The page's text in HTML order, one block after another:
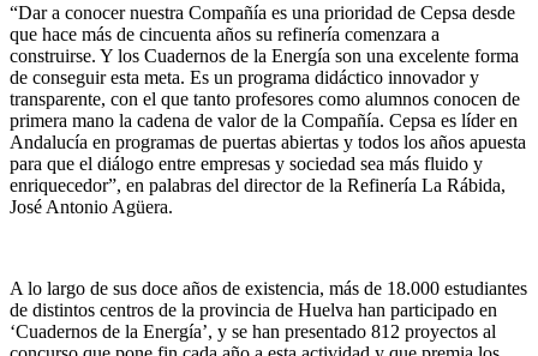
“Dar a conocer nuestra Compañía es una prioridad de Cepsa desde
que hace más de cincuenta años su refinería comenzara a
construirse. Y los Cuadernos de la Energía son una excelente forma
de conseguir esta meta. Es un programa didáctico innovador y
transparente, con el que tanto profesores como alumnos conocen de
primera mano la cadena de valor de la Compañía. Cepsa es líder en
Andalucía en programas de puertas abiertas y todos los años apuesta
para que el diálogo entre empresas y sociedad sea más fluido y
enriquecedor”, en palabras del director de la Refinería La Rábida,
José Antonio Agüera.
A lo largo de sus doce años de existencia, más de 18.000 estudiantes
de distintos centros de la provincia de Huelva han participado en
‘Cuadernos de la Energía’, y se han presentado 812 proyectos al